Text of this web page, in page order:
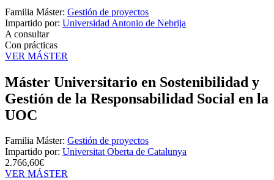
Familia Máster: Gestión de proyectos
Impartido por: Universidad Antonio de Nebrija
A consultar
Con prácticas
VER MÁSTER
Máster Universitario en Sostenibilidad y
Gestión de la Responsabilidad Social en la
UOC
Familia Máster: Gestión de proyectos
Impartido por: Universitat Oberta de Catalunya
2.766,60€
VER MÁSTER